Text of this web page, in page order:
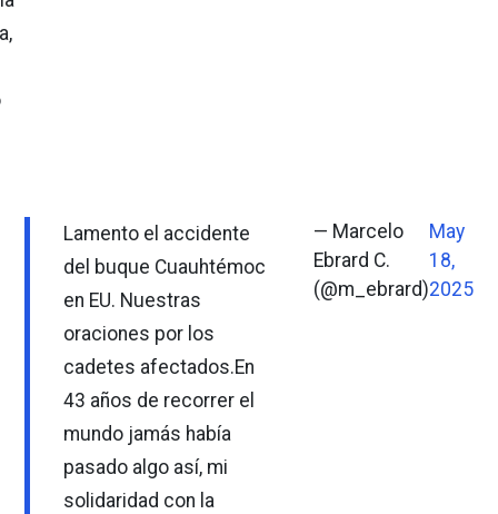
Lamento el accidente
del buque Cuauhtémoc
en EU. Nuestras
oraciones por los
cadetes afectados.En
43 años de recorrer el
mundo jamás había
pasado algo así, mi
solidaridad con la
— Marcelo
Ebrard C.
(@m_ebrard)
May
18,
2025